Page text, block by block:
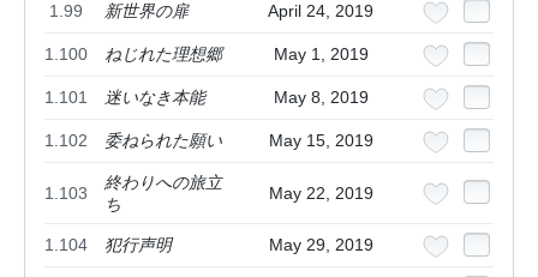
1.99 新世界の扉 April 24, 2019
1.100 ねじれた理想郷 May 1, 2019
1.101 迷いなき本能 May 8, 2019
1.102 委ねられた願い May 15, 2019
1.103
終わりへの旅立
ち
May 22, 2019
1.104 犯行声明 May 29, 2019